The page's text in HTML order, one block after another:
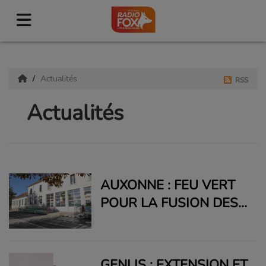
Actualités
Actualités
RSS
AUXONNE : FEU VERT
POUR LA FUSION DES